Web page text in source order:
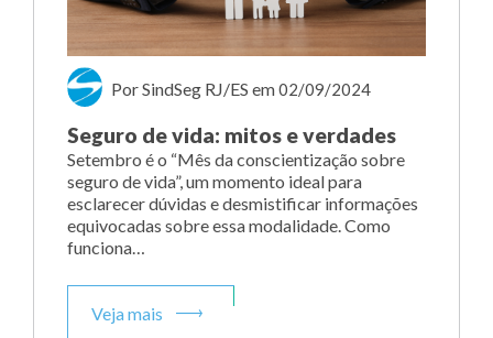
Por SindSeg RJ/ES em02/09/2024
Seguro de vida: mitos e verdades
Setembro é o “Mês da conscientização sobre
seguro de vida”, um momento ideal para
esclarecer dúvidas e desmistificar informações
equivocadas sobre essa modalidade. Como
funciona…
Veja mais